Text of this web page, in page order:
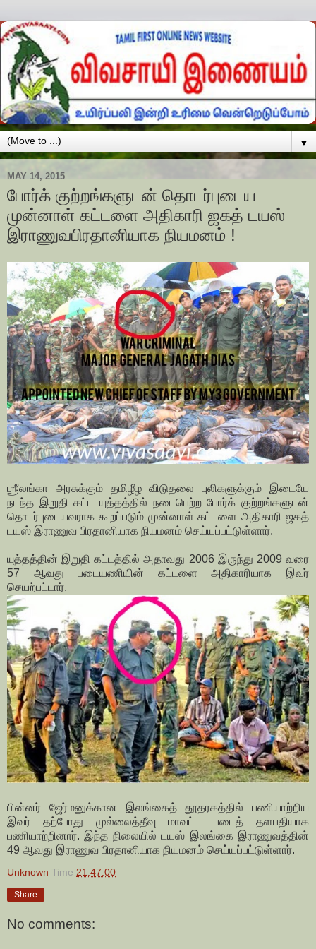
▼
MAY 14, 2015
போர்க் குற்றங்களுடன் தொடர்புடைய
முன்னாள் கட்டளை அதிகாரி ஜகத் டயஸ்
இராணுவபிரதானியாக நியமனம் !
ஶ்ரீலங்கா அரசுக்கும் தமிழீழ விடுதலை புலிகளுக்கும் இடையே
நடந்த இறுதி கட்ட யுத்தத்தில் நடைபெற்ற போர்க் குற்றங்களுடன்
தொடர்புடையவராக கூறப்படும் முன்னாள் கட்டளை அதிகாரி ஜகத்
டயஸ் இராணுவ பிரதானியாக நியமனம் செய்யப்பட்டுள்ளார்.
யுத்தத்தின் இறுதி கட்டத்தில் அதாவது 2006 இருந்து 2009 வரை
57 ஆவது படையணியின் கட்டளை அதிகாரியாக இவர்
செயற்பட்டார்.
பின்னர் ஜேர்மனுக்கான இலங்கைத் தூதரகத்தில் பணியாற்றிய
இவர் தற்போது முல்லைத்தீவு மாவட்ட படைத் தளபதியாக
பணியாற்றினார். இந்த நிலையில் டயஸ் இலங்கை இராணுவத்தின்
49 ஆவது இராணுவ பிரதானியாக நியமனம் செய்யப்பட்டுள்ளார்.
Unknown Time 21:47:00
Share
No comments: